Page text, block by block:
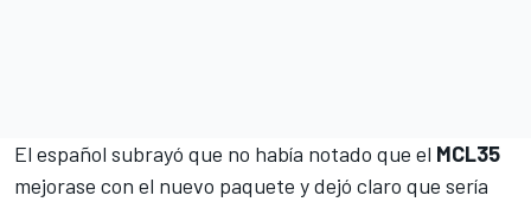
El español subrayó que no había notado que el MCL35
mejorase con el nuevo paquete y dejó claro que sería